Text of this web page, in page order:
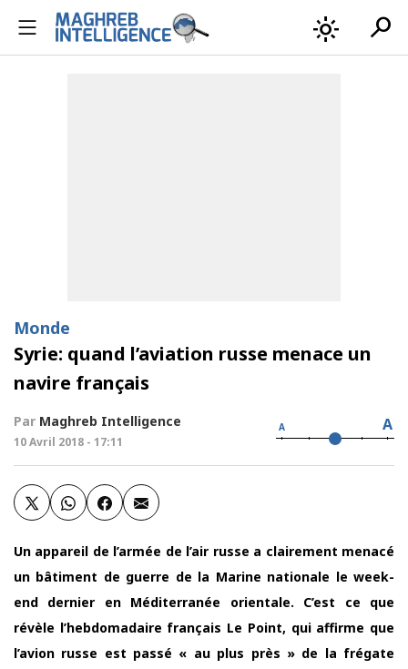
light_mode search
Monde
Syrie: quand l’aviation russe menace un
navire français
Par Maghreb Intelligence
10 Avril 2018 - 17:11
A A
Un appareil de l’armée de l’air russe a clairement menacé
un bâtiment de guerre de la Marine nationale le week-
end dernier en Méditerranée orientale. C’est ce que
révèle l’hebdomadaire français Le Point, qui affirme que
l’avion russe est passé « au plus près » de la frégate